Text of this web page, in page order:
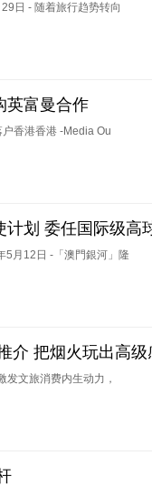
日 - 随着旅行趋势转向
英富曼合作
香港香港 -Media Ou
计划 委任国际级
5月12日 -「澳門銀河」隆
介 把烟火玩出高级
发文旅消费内生动力，